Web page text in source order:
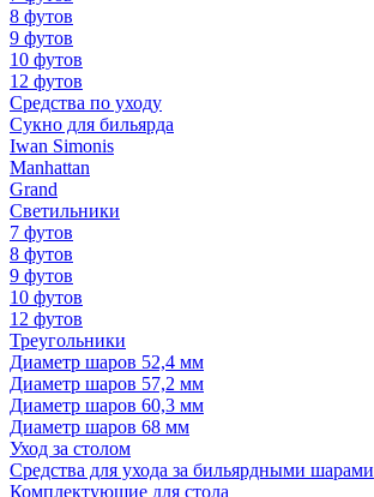
8 футов
9 футов
10 футов
12 футов
Средства по уходу
Сукно для бильярда
Iwan Simonis
Manhattan
Grand
Светильники
7 футов
8 футов
9 футов
10 футов
12 футов
Треугольники
Диаметр шаров 52,4 мм
Диаметр шаров 57,2 мм
Диаметр шаров 60,3 мм
Диаметр шаров 68 мм
Уход за столом
Средства для ухода за бильярдными шарами
Комплектующие для стола